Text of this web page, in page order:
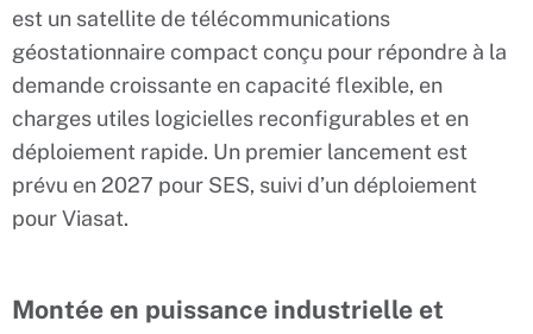
est un satellite de télécommunications
géostationnaire compact conçu pour répondre à la
demande croissante en capacité flexible, en
charges utiles logicielles reconfigurables et en
déploiement rapide. Un premier lancement est
prévu en 2027 pour SES, suivi d’un déploiement
pour Viasat.
Montée en puissance industrielle et